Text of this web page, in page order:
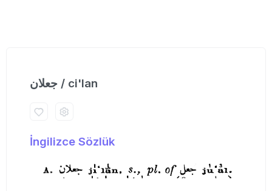
جعلان / ci'lan
İngilizce Sözlük